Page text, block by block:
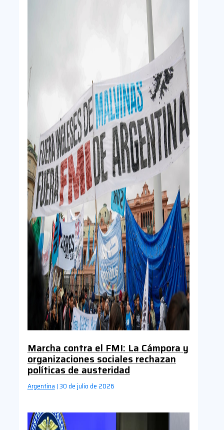
Marcha contra el FMI: La Cámpora y
organizaciones sociales rechazan
políticas de austeridad
Argentina | 30 de julio de 2026